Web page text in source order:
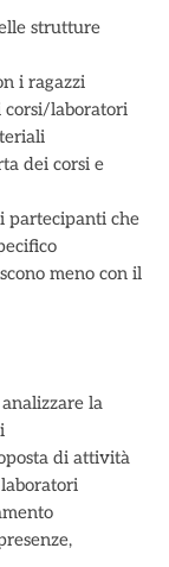
strutture
i ragazzi
corsi/laboratori
dei corsi e
partecipanti che
meno con il
la
di attività